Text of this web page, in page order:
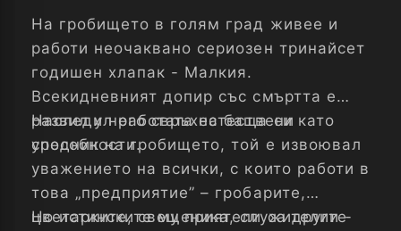
На гробището в голям град живее и
работи неочаквано сериозен тринайсет
годишен хлапак - Малкия.
Всекидневният допир със смъртта е
развил у него свръхестествени
способности.
Наследил работата на баща си като
уредник на гробището, той е извоювал
уважението на всички, с които работи в
това „предприятие” – гробарите,
цветарките, свещеника, служителите
Но истинските му приятели са други -